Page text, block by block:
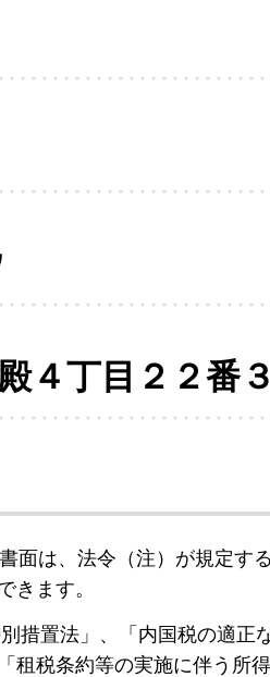
４丁目２２番
面は、法令（注）が規定す
きます。
別措置法」、「内国税の適
租税条約等の実施に伴う所